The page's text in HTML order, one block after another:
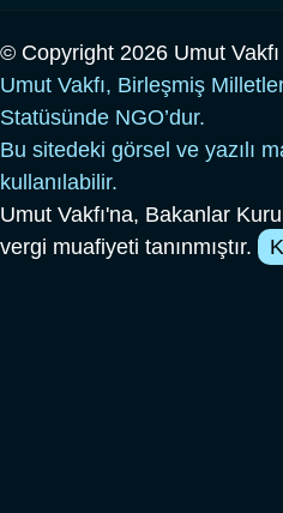
© Copyright 2026 Umut
Umut Vakfı, Birleşmiş
Statüsünde NGO’dur.
Bu sitedeki görsel ve yazılı
kullanılabilir.
Umut Vakfı'na, Bakanlar
vergi muafiyeti tanınmıştır.